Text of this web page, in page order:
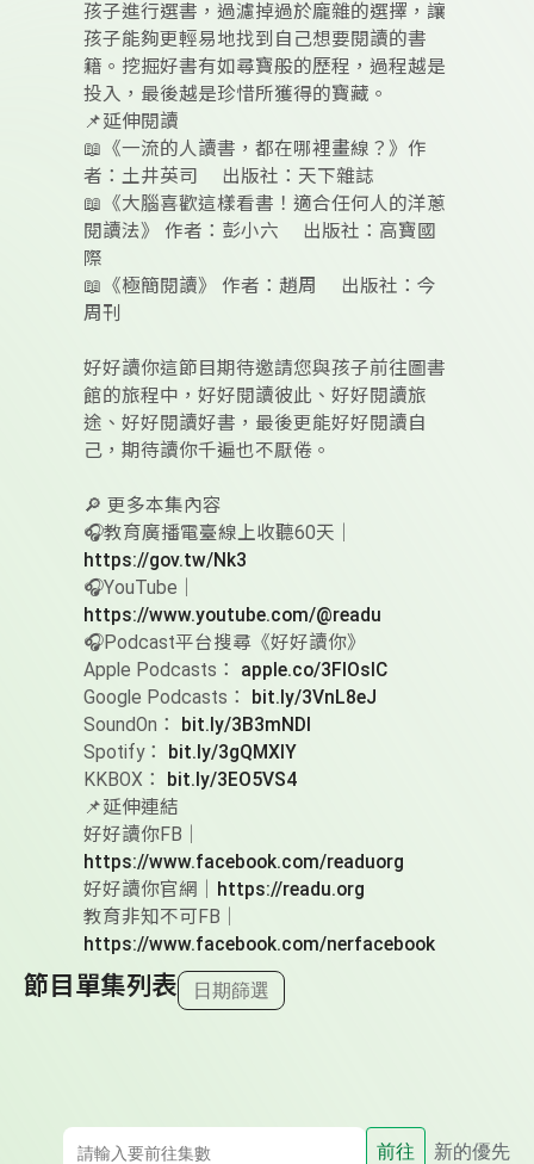
孩子進行選書，過濾掉過於龐雜的選擇，讓
孩子能夠更輕易地找到自己想要閱讀的書
籍。挖掘好書有如尋寶般的歷程，過程越是
投入，最後越是珍惜所獲得的寶藏。
📌延伸閱讀
📖《一流的人讀書，都在哪裡畫線？》作
者：土井英司 出版社：天下雜誌
📖《大腦喜歡這樣看書！適合任何人的洋蔥
閱讀法》 作者：彭小六 出版社：高寶國
際
📖《極簡閱讀》 作者：趙周 出版社：今
周刊
好好讀你這節目期待邀請您與孩子前往圖書
館的旅程中，好好閱讀彼此、好好閱讀旅
途、好好閱讀好書，最後更能好好閱讀自
己，期待讀你千遍也不厭倦。
🔎 更多本集內容
🎧教育廣播電臺線上收聽60天｜
https://gov.tw/Nk3
🎧YouTube｜
https://www.youtube.com/@readu
🎧Podcast平台搜尋《好好讀你》
Apple Podcasts： apple.co/3FlOslC
Google Podcasts：
bit.ly/3VnL8eJ
SoundOn：
bit.ly/3B3mNDl
Spotify：
bit.ly/3gQMXlY
KKBOX：
bit.ly/3EO5VS4
📌延伸連結
好好讀你FB｜
https://www.facebook.com/readuorg
好好讀你官網｜
https://readu.org
教育非知不可FB｜
https://www.facebook.com/nerfacebook
節目單集列表 日期篩選
前往 新的優先